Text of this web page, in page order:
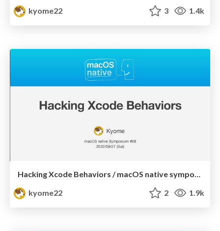
kyome22 3 1.4k
Hacking Xcode Behaviors / macOS native symposium #08
kyome22
2 1.9k